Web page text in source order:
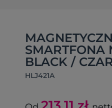
SMARTFONA
BLACK /
HLJ421A